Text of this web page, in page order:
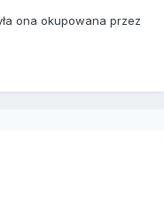
ona okupowana przez